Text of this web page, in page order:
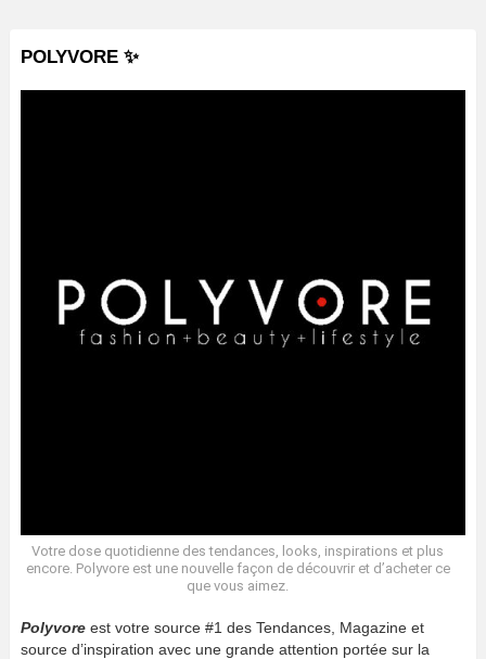
POLYVORE ✨
Votre dose quotidienne des tendances, looks, inspirations et plus
encore. Polyvore est une nouvelle façon de découvrir et d’acheter ce
que vous aimez.
Polyvore est votre source #1 des Tendances, Magazine et
source d’inspiration avec une grande attention portée sur la